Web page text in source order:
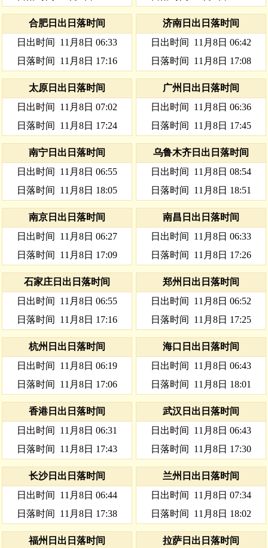
合肥日出日落时间
日出时间
11月8日 06:33
日落时间
11月8日 17:16
济南日出日落时间
日出时间
11月8日 06:42
日落时间
11月8日 17:08
太原日出日落时间
日出时间
11月8日 07:02
日落时间
11月8日 17:24
广州日出日落时间
日出时间
11月8日 06:36
日落时间
11月8日 17:45
南宁日出日落时间
日出时间
11月8日 06:55
日落时间
11月8日 18:05
乌鲁木齐日出日落时间
日出时间
11月8日 08:54
日落时间
11月8日 18:51
南京日出日落时间
日出时间
11月8日 06:27
日落时间
11月8日 17:09
南昌日出日落时间
日出时间
11月8日 06:33
日落时间
11月8日 17:26
石家庄日出日落时间
日出时间
11月8日 06:55
日落时间
11月8日 17:16
郑州日出日落时间
日出时间
11月8日 06:52
日落时间
11月8日 17:25
杭州日出日落时间
日出时间
11月8日 06:19
日落时间
11月8日 17:06
海口日出日落时间
日出时间
11月8日 06:43
日落时间
11月8日 18:01
香港日出日落时间
日出时间
11月8日 06:31
日落时间
11月8日 17:43
武汉日出日落时间
日出时间
11月8日 06:43
日落时间
11月8日 17:30
长沙日出日落时间
日出时间
11月8日 06:44
日落时间
11月8日 17:38
兰州日出日落时间
日出时间
11月8日 07:34
日落时间
11月8日 18:02
福州日出日落时间
拉萨日出日落时间